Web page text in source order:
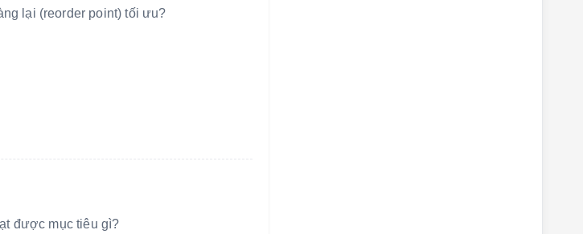
lại (reorder point) tối ưu?
được mục tiêu gì?